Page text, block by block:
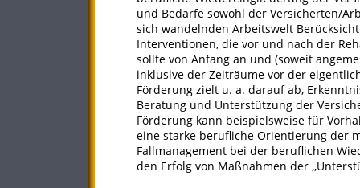
und Bedarfe sowohl der Versicherten/
sich wandelnden Arbeitswelt
Interventionen, die vor und nach der
sollte von Anfang an und (soweit
inklusive der Zeiträume vor der
Förderung zielt u. a. darauf ab,
Beratung und Unterstützung der
Förderung kann beispielsweise für
eine starke berufliche Orientierung der
Fallmanagement bei der beruflichen
den Erfolg von Maßnahmen der